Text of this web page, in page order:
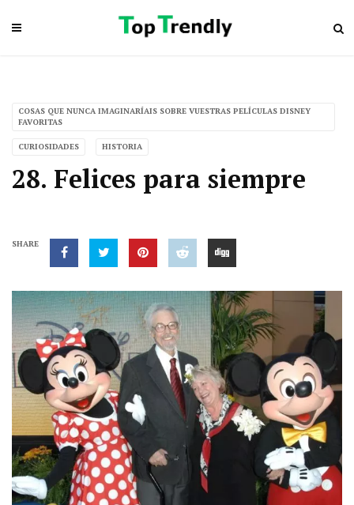
COSAS QUE NUNCA IMAGINARÍAIS SOBRE VUESTRAS PELÍCULAS DISNEY
FAVORITAS
CURIOSIDADES HISTORIA
28. Felices para siempre
SHARE